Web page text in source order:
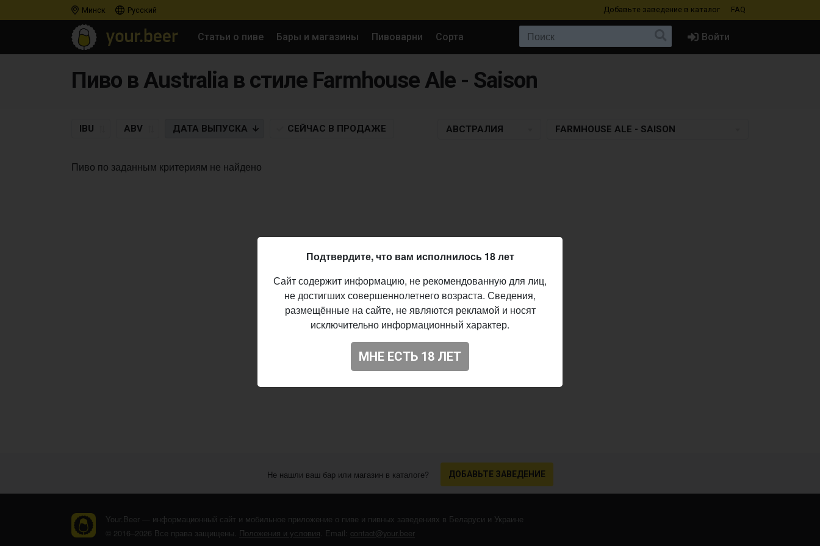
Минск Русский Добавьте заведение в каталог FAQ
Статьи о пиве Бары и магазины Пивоварни Сорта Войти
Пиво в Australia в стиле Farmhouse Ale - Saison
IBU ABV ДАТА ВЫПУСКА СЕЙЧАС В ПРОДАЖЕ АВСТРАЛИЯ FARMHOUSE ALE - SAISON
Пиво по заданным критериям не найдено
Не нашли ваш бар или магазин в каталоге? ДОБАВЬТЕ ЗАВЕДЕНИЕ
Your.Beer — информационный сайт и мобильное приложение о пиве и пивных заведениях в Беларуси и Украине
© 2016–2026 Все права защищены. Положения и условия. Email: contact@your.beer
Подтвердите, что вам исполнилось 18 лет
Сайт содержит информацию, не рекомендованную для лиц,
не достигших совершеннолетнего возраста. Сведения,
размещённые на сайте, не являются рекламой и носят
исключительно информационный характер.
МНЕ ЕСТЬ 18 ЛЕТ